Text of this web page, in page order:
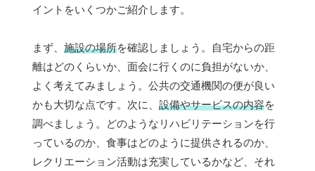
イントをいくつかご紹介します。
まず、 施設の場所を確認しましょう。自宅からの距
離はどのくらいか、面会に行くのに負担がないか、
よく考えてみましょう。公共の交通機関の便が良い
かも大切な点です。次に、 設備やサービスの内容を
調べましょう。どのようなリハビリテーションを行
っているのか、食事はどのように提供されるのか、
レクリエーション活動は充実しているかなど、それ